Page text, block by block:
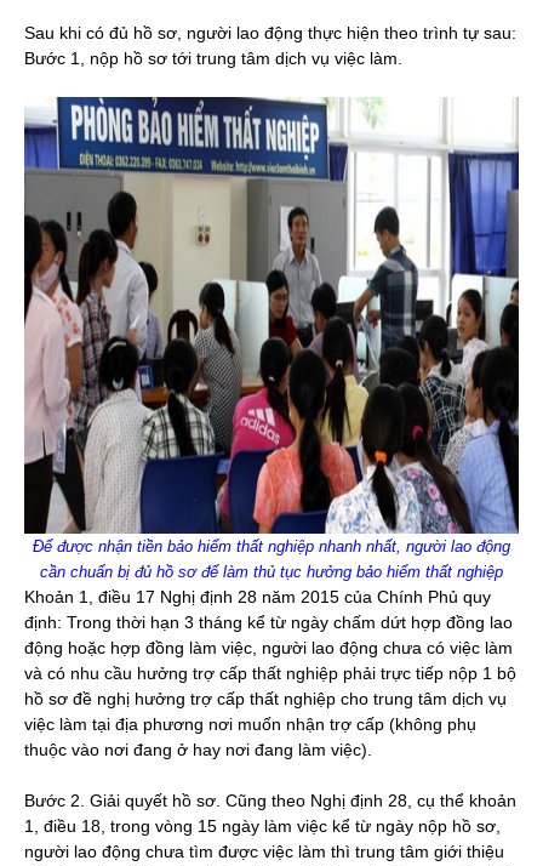
Sau khi có đủ hồ sơ, người lao động thực hiện theo trình tự sau:
Bước 1, nộp hồ sơ tới trung tâm dịch vụ việc làm.
Để được nhận tiền bảo hiểm thất nghiệp nhanh nhất, người lao động
cần chuẩn bị đủ hồ sơ để làm thủ tục hưởng bảo hiểm thất nghiệp
Khoản 1, điều 17 Nghị định 28 năm 2015 của Chính Phủ quy
định: Trong thời hạn 3 tháng kể từ ngày chấm dứt hợp đồng lao
động hoặc hợp đồng làm việc, người lao động chưa có việc làm
và có nhu cầu hưởng trợ cấp thất nghiệp phải trực tiếp nộp 1 bộ
hồ sơ đề nghị hưởng trợ cấp thất nghiệp cho trung tâm dịch vụ
việc làm tại địa phương nơi muốn nhận trợ cấp (không phụ
thuộc vào nơi đang ở hay nơi đang làm việc).
Bước 2. Giải quyết hồ sơ. Cũng theo Nghị định 28, cụ thể khoản
1, điều 18, trong vòng 15 ngày làm việc kể từ ngày nộp hồ sơ,
người lao động chưa tìm được việc làm thì trung tâm giới thiệu